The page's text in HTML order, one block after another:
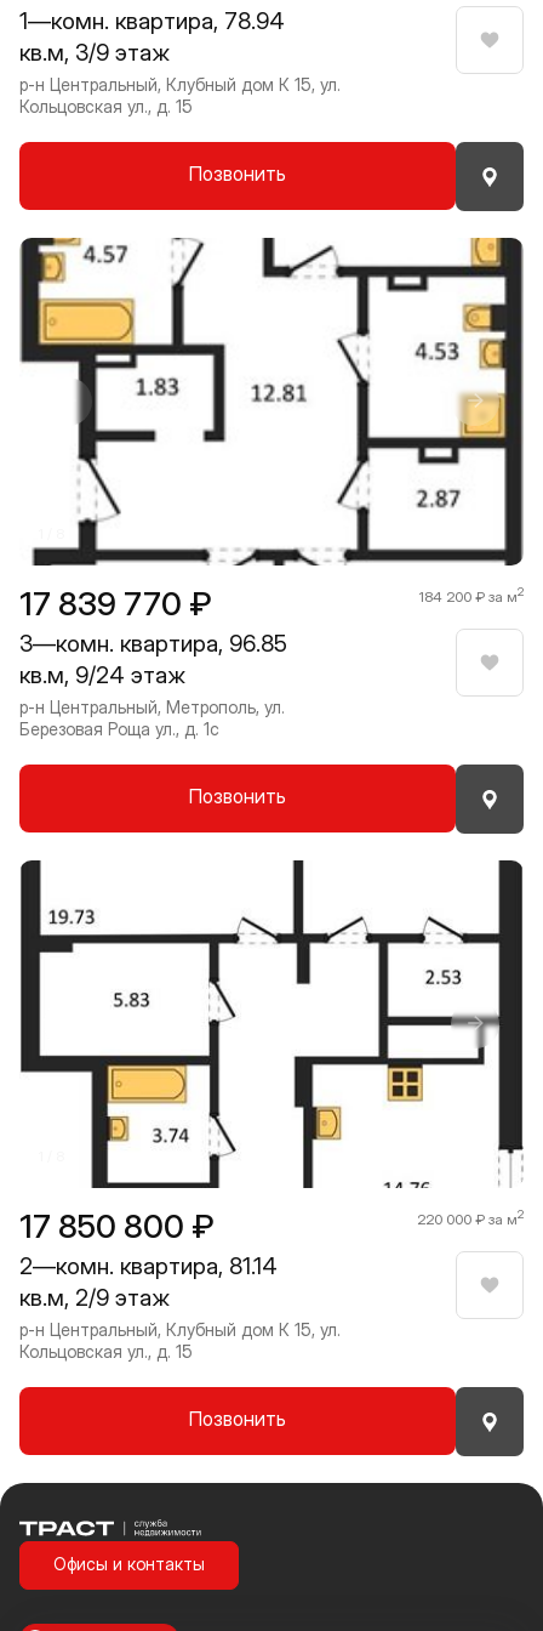
1—комн. квартира, 78.94
кв.м, 3/9 этаж
р-н Центральный, Клубный дом К 15, ул.
Кольцовская ул., д. 15
Позвонить
17 839 770 ₽ 184 200 ₽ за м2
3—комн. квартира, 96.85
кв.м, 9/24 этаж
р-н Центральный, Метрополь, ул.
Березовая Роща ул., д. 1с
Позвонить
Прокрутить влево
17 850 800 ₽ 220 000 ₽ за м2
2—комн. квартира, 81.14
кв.м, 2/9 этаж
р-н Центральный, Клубный дом К 15, ул.
Кольцовская ул., д. 15
Позвонить
Прокрутить влево
Траст | Служба недвижимости
Офисы и контакты